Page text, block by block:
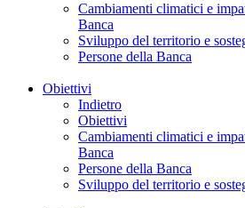
Cambiamenti climatici e
Banca
Sviluppo del territorio e
Persone della Banca
Obiettivi
Indietro
Obiettivi
Cambiamenti climatici e
Banca
Persone della Banca
Sviluppo del territorio e